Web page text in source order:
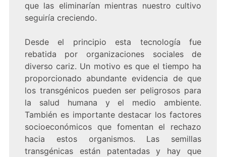
que las eliminarían mientras nuestro cultivo
seguiría creciendo.
Desde el principio esta tecnología fue
rebatida por organizaciones sociales de
diverso cariz. Un motivo es que el tiempo ha
proporcionado abundante evidencia de que
los transgénicos pueden ser peligrosos para
la salud humana y el medio ambiente.
También es importante destacar los factores
socioeconómicos que fomentan el rechazo
hacia estos organismos. Las semillas
transgénicas están patentadas y hay que